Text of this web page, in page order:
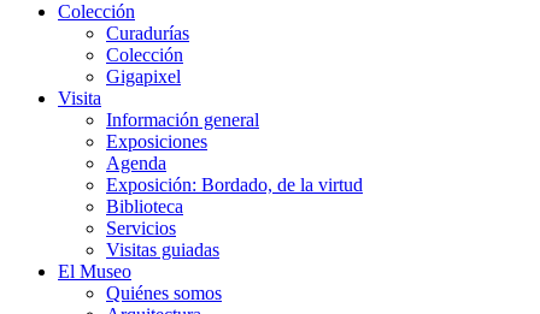
Colección
Curadurías
Colección
Gigapixel
Visita
Información general
Exposiciones
Agenda
Exposición: Bordado, de la virtud
Biblioteca
Servicios
Visitas guiadas
El Museo
Quiénes somos